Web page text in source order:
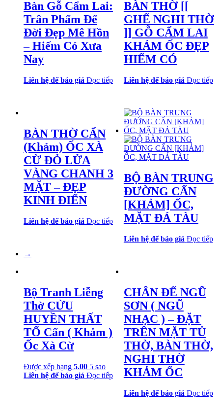
Bàn Gỗ Cẩm Lai:
Trân Phẩm Để
Đời Đẹp Mê Hồn
– Hiếm Có Xưa
Nay
Liên hệ để báo giá Đọc tiếp
BÀN THỜ [[
GHẾ NGHI THỜ
]] GỖ CẨM LAI
KHẢM ỐC ĐẸP
HIẾM CÓ
Liên hệ để báo giá Đọc tiếp
BÀN THỜ CẨN
(Khảm) ỐC XÀ
CỪ ĐỎ LỬA
VÀNG CHANH 3
MẶT – ĐẸP
KINH ĐIỂN
Liên hệ để báo giá Đọc tiếp
BỘ BÀN TRUNG
ĐƯỜNG CẨN
[KHẢM] ỐC,
MẶT ĐÁ TÀU
Liên hệ để báo giá Đọc tiếp
Bộ Tranh Liễng
Thờ CỬU
HUYỀN THẤT
TỔ Cẩn ( Khảm )
Ốc Xà Cừ
Được xếp hạng 5.00 5 sao
Liên hệ để báo giá Đọc tiếp
CHÂN ĐẾ NGŨ
SƠN ( NGŨ
NHẠC ) – ĐẶT
TRÊN MẶT TỦ
THỜ, BÀN THỜ,
NGHI THỜ
KHẢM ỐC
Liên hệ để báo giá Đọc tiếp
→